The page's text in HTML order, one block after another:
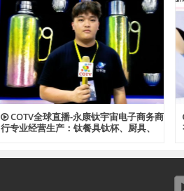
COTV全球直播-永康钛宇宙电子商务商
行专业经营生产：钛餐具钛杯、厨具、